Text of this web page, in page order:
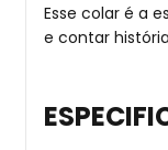
Esse colar é a
e contar